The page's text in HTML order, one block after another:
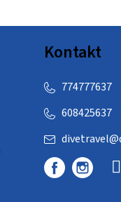
Kontakt
divetravel@
608425637
774777637